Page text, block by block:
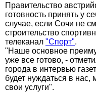
Правительство
готовность принять у
случае, если Сочи не
строительство
телеканал "Спорт".
"Наше основное
уже все готово, -
города в интервью
будет нуждаться в
свои услуги".